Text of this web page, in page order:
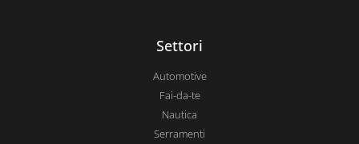
Settori
Automotive
Fai-da-te
Nautica
Serramenti